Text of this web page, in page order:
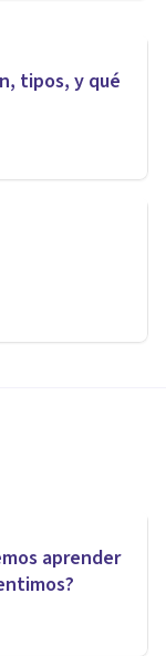
tipos, y qué
aprender